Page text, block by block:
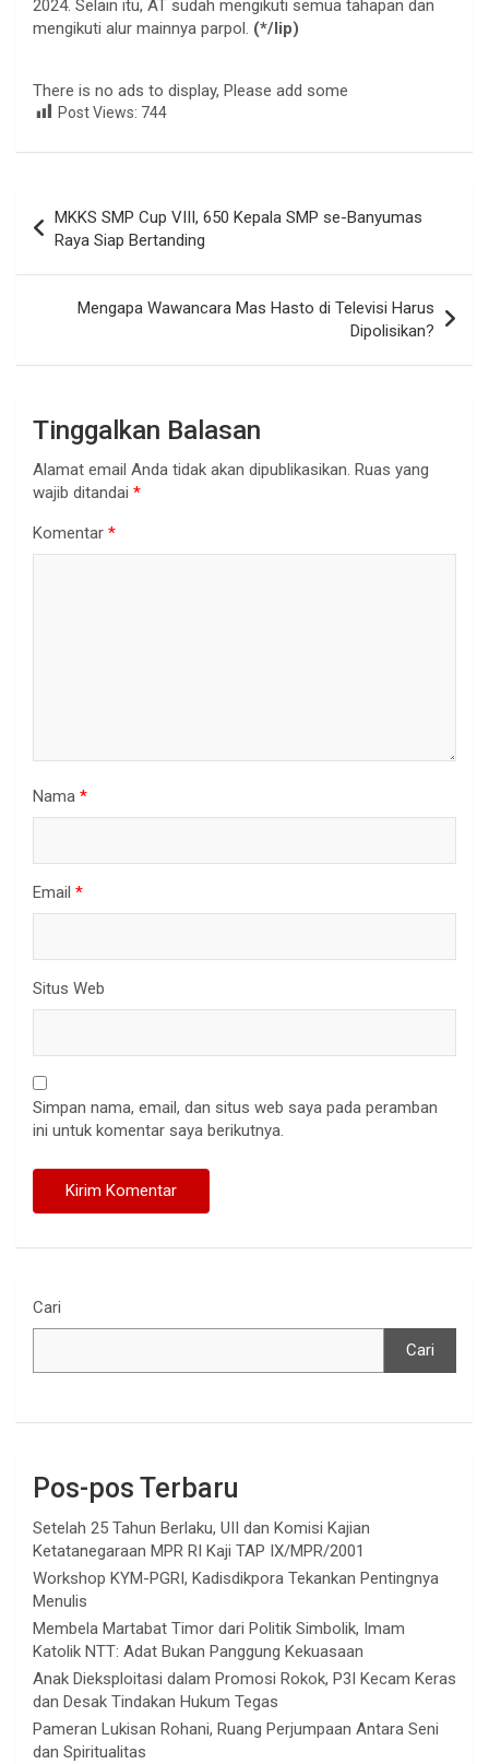
2024. Selain itu, AT sudah mengikuti semua tahapan dan
mengikuti alur mainnya parpol. (*/lip)
There is no ads to display, Please add some
Post Views: 744
pos
MKKS SMP Cup VIII, 650 Kepala SMP se-Banyumas
Raya Siap Bertanding
Mengapa Wawancara Mas Hasto di Televisi Harus
Dipolisikan?
Tinggalkan Balasan
Alamat email Anda tidak akan dipublikasikan. Ruas yang
wajib ditandai *
Komentar *
Nama *
Email *
Situs Web
Simpan nama, email, dan situs web saya pada peramban
ini untuk komentar saya berikutnya.
Cari
Cari
Pos-pos Terbaru
Setelah 25 Tahun Berlaku, UII dan Komisi Kajian
Ketatanegaraan MPR RI Kaji TAP IX/MPR/2001
Workshop KYM-PGRI, Kadisdikpora Tekankan Pentingnya
Menulis
Membela Martabat Timor dari Politik Simbolik, Imam
Katolik NTT: Adat Bukan Panggung Kekuasaan
Anak Dieksploitasi dalam Promosi Rokok, P3I Kecam Keras
dan Desak Tindakan Hukum Tegas
Pameran Lukisan Rohani, Ruang Perjumpaan Antara Seni
dan Spiritualitas